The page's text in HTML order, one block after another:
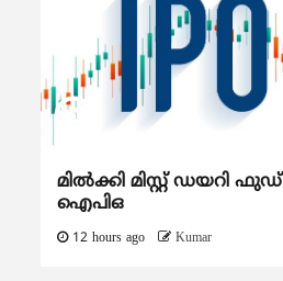
മിൽക്കി മിസ്റ്റ് ഡയറി ഫുഡ്
ഐപിഒ
12 hours ago Kumar